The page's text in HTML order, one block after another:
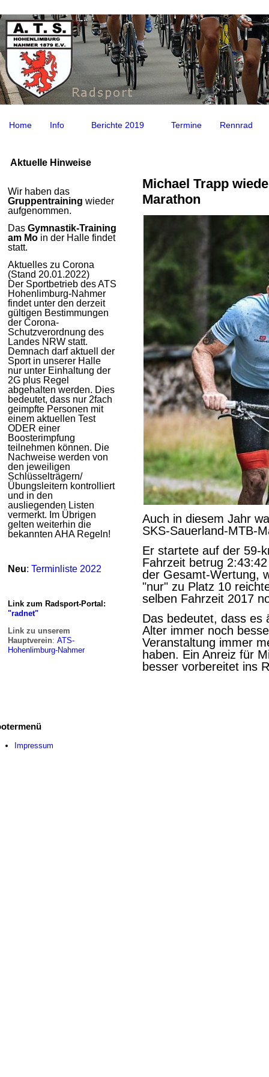
Home Info Berichte 2019 Termine Rennrad
Aktuelle Hinweise
Wir haben das
Gruppentraining wieder
aufgenommen.
Das Gymnastik-Training
am Moin der Halle findet
statt.
Aktuelles zu Corona
(Stand 20.01.2022)
Der Sportbetrieb des ATS
Hohenlimburg-Nahmer
findet unter den derzeit
gültigen Bestimmungen
der Corona-
Schutzverordnung des
Landes NRW statt.
Demnach darf aktuell der
Sport in unserer Halle
nur unter Einhaltung der
2G plus Regel
abgehalten werden. Dies
bedeutet, dass nur 2fach
geimpfte Personen mit
einem aktuellen Test
ODER einer
Boosterimpfung
teilnehmen können. Die
Nachweise werden von
den jeweiligen
Schlüsselträgern/
Übungsleitern kontrolliert
und in den
ausliegenden Listen
vermerkt. Im Übrigen
gelten weiterhin die
bekannten AHA Regeln!
Neu: Terminliste 2022
Link zum Radsport-Portal:
"radnet"
Link zu unserem
Hauptverein: ATS-
Hohenlimburg-Nahmer
Michael Trapp
Marathon
Auch in diesem Jahr
SKS-Sauerland-MTB-
Er startete auf der 59-
Fahrzeit betrug
der Gesamt-Wertung,
"nur" zu Platz 10
selben Fahrzeit 2017
Das bedeutet, dass es
Alter immer noch
Veranstaltung immer
haben. Ein Anreiz für
besser vorbereitet ins
Impressum